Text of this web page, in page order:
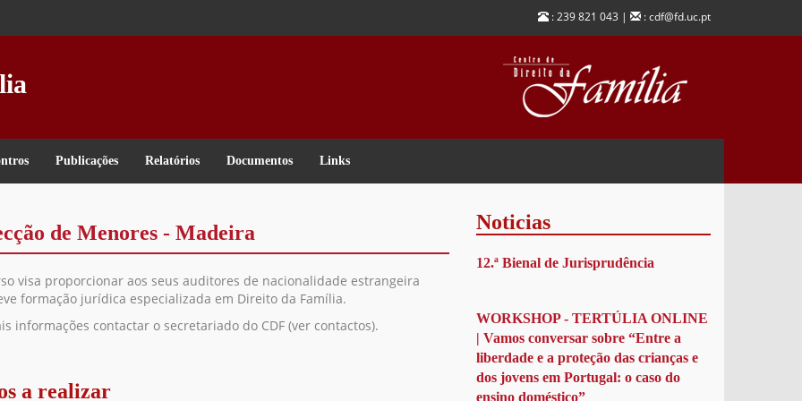
: 239 821 043 | : cdf@fd.uc.pt
Publicações Relatórios Documentos Links
de Menores - Madeira
visa proporcionar aos seus auditores de nacionalidade estrangeira
formação jurídica especializada em Direito da Família.
informações contactar o secretariado do CDF (ver contactos).
a realizar
Noticias
12.ª Bienal de Jurisprudência
WORKSHOP - TERTÚLIA ONLINE
| Vamos conversar sobre “Entre a
liberdade e a proteção das crianças e
dos jovens em Portugal: o caso do
ensino doméstico”